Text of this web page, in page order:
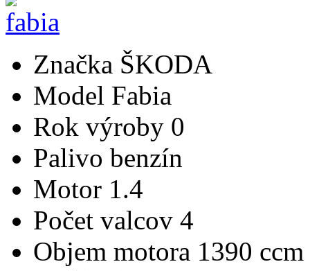
Značka ŠKODA
Model Fabia
Rok výroby 0
Palivo benzín
Motor 1.4
Počet valcov 4
Objem motora 1390 ccm